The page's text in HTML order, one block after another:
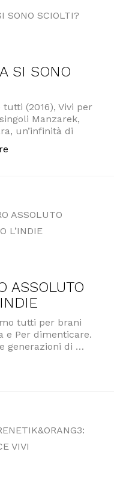
SI SONO
(2016), Vivi per
Manzarek,
un’infinità di
ASSOLUTO
tutti per brani
e Per dimenticare.
generazioni di …